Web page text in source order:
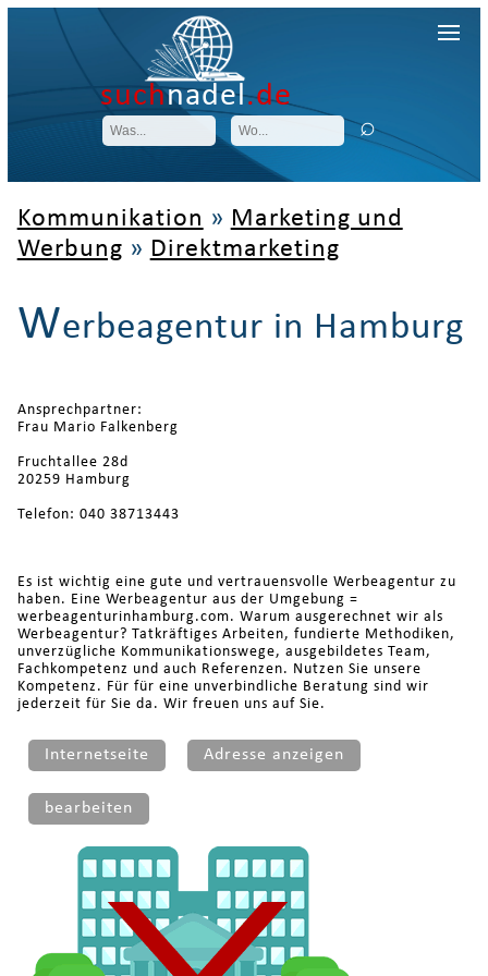
suchnadel.de
Kommunikation » Marketing und
Werbung » Direktmarketing
Werbeagentur in Hamburg
Ansprechpartner:
Frau Mario Falkenberg
Fruchtallee 28d
20259 Hamburg
Telefon: 040 38713443
Es ist wichtig eine gute und vertrauensvolle Werbeagentur zu
haben. Eine Werbeagentur aus der Umgebung =
werbeagenturinhamburg.com. Warum ausgerechnet wir als
Werbeagentur? Tatkräftiges Arbeiten, fundierte Methodiken,
unverzügliche Kommunikationswege, ausgebildetes Team,
Fachkompetenz und auch Referenzen. Nutzen Sie unsere
Kompetenz. Für für eine unverbindliche Beratung sind wir
jederzeit für Sie da. Wir freuen uns auf Sie.
Internetseite Adresse anzeigen
bearbeiten